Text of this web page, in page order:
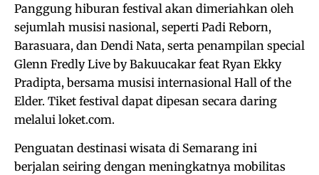
Panggung hiburan festival akan dimeriahkan oleh
sejumlah musisi nasional, seperti Padi Reborn,
Barasuara, dan Dendi Nata, serta penampilan special
Glenn Fredly Live by Bakuucakar feat Ryan Ekky
Pradipta, bersama musisi internasional Hall of the
Elder. Tiket festival dapat dipesan secara daring
melalui loket.com.
Penguatan destinasi wisata di Semarang ini
berjalan seiring dengan meningkatnya mobilitas